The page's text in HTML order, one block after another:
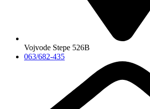
Vojvode Stepe 526B
063/682-435